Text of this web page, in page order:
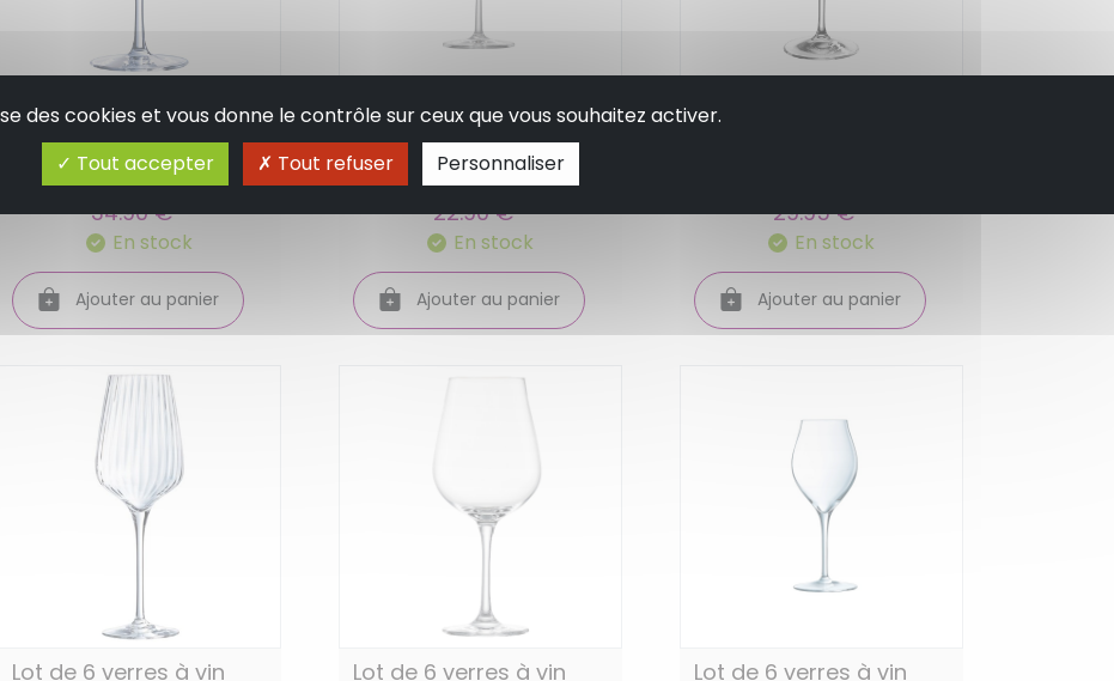
Arom up lot de 6 verre
chef et sommelier
34.90 €
En stock
Ajouter au panier
Pure lot de 2 verres a
vin bourgogne 70 cl -
schott zwiesel
22.90 €
En stock
Ajouter au panier
29.95 €
En stock
Ajouter au panier
Lot de 6 verres à vin
Lot de 6 verres à vin
Lot de 6 verres à vin
des cookies et vous donne le contrôle sur ceux que vous souhaitez activer.
Tout accepter
Tout refuser Personnaliser